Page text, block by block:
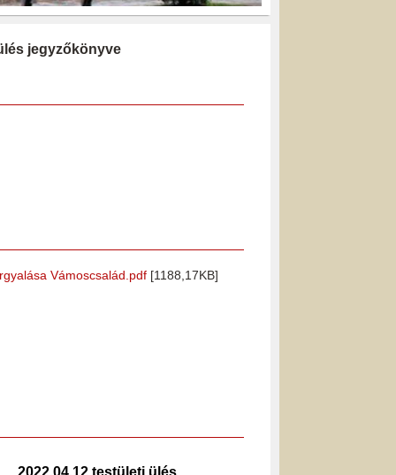
jegyzőkönyve
Vámoscsalád.pdf [1188,17KB]